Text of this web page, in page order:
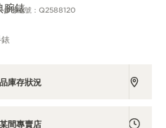
參考編號：Q2588120
腕錶
庫存狀況
間專賣店